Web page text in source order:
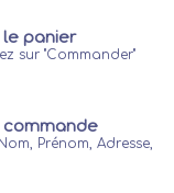
le panier
sur "Commander"
commande
Prénom, Adresse,